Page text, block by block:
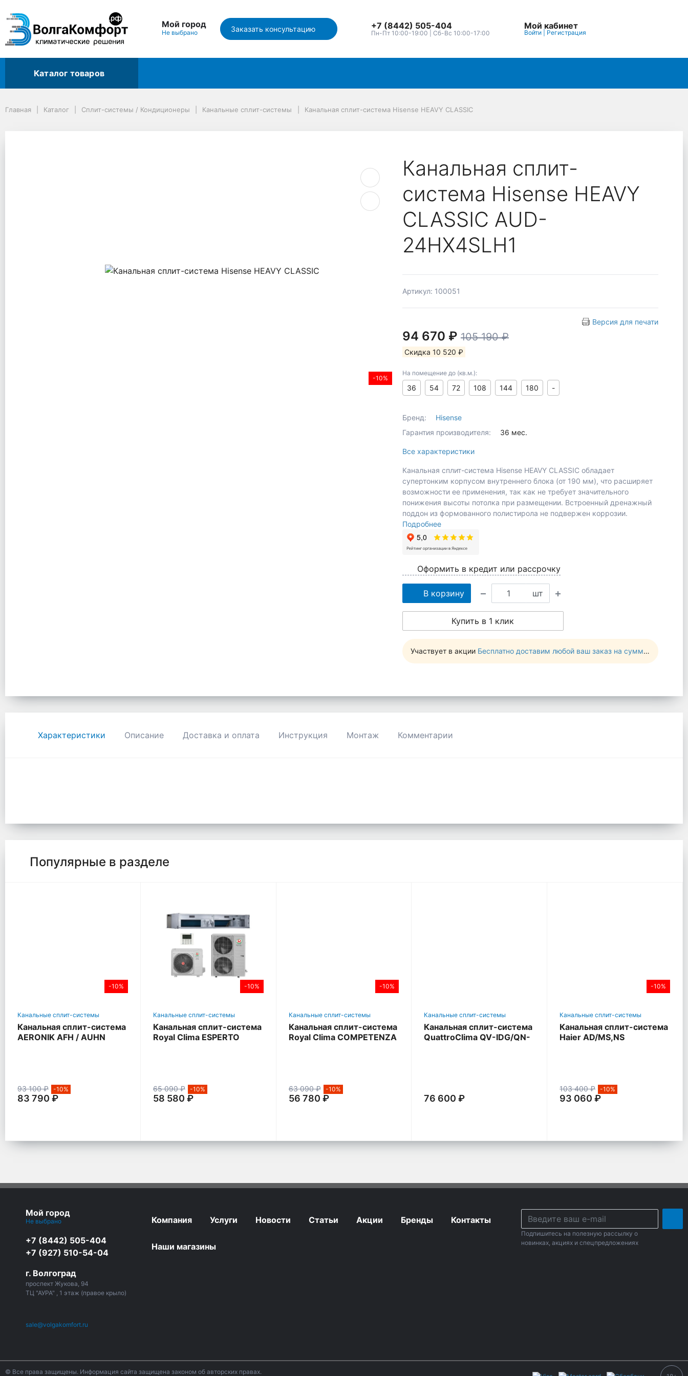
Мой город
Не выбрано Заказать консультацию +7 (8442) 505-404
Пн-Пт 10:00-19:00 | Сб-Вс 10:00-17:00
Мой кабинет
Войти| Регистрация
Каталог товаров
Канальные сплит-системы
Канальная сплит-система Hisense HEAVY CLASSIC
Главная Каталог Сплит-системы / Кондиционеры Канальные сплит-системы Канальная сплит-система Hisense HEAVY CLASSIC
-10%
Канальная сплит-
система Hisense HEAVY
CLASSIC AUD-
24HX4SLH1
Артикул: 100051
Версия для печати
94 670 ₽ 105 190 ₽
Скидка 10 520 ₽
На помещение до (кв.м.):
36 54 72 108 144 180 -
Бренд:
Hisense
Гарантия производителя:
36 мес.
Все характеристики
Канальная сплит-система Hisense HEAVY CLASSIC обладает
супертонким корпусом внутреннего блока (от 190 мм), что расширяет
возможности ее применения, так как не требует значительного
понижения высоты потолка при размещении. Встроенный дренажный
поддон из формованного полистирола не подвержен коррозии.
Подробнее
Оформить в кредит или рассрочку
В корзину шт
Купить в 1 клик
Участвует в акции Бесплатно доставим любой ваш заказ на сумму от 10 000 руб
Характеристики Описание Доставка и оплата Инструкция Монтаж Комментарии
Популярные в разделе
-10%
Канальные сплит-системы
Канальная сплит-система
AERONIK AFH / AUHN
93 100 ₽ -10%
83 790 ₽
-10%
Канальные сплит-системы
Канальная сплит-система
Royal Clima ESPERTO
65 090 ₽ -10%
58 580 ₽
-10%
Канальные сплит-системы
Канальная сплит-система
Royal Clima COMPETENZA
63 090 ₽ -10%
56 780 ₽
Канальные сплит-системы
Канальная сплит-система
QuattroClima QV-IDG/QN-
76 600 ₽
-10%
Канальные сплит-системы
Канальная сплит-система
Haier AD/MS,NS
103 400 ₽ -10%
93 060 ₽
Мой город
Не выбрано
+7 (8442) 505-404
+7 (927) 510-54-04
г. Волгоград
проспект Жукова, 94
ТЦ "АУРА" , 1 этаж (правое крыло)
sale@volgakomfort.ru
Компания Услуги Новости Статьи Акции Бренды Контакты
Наши магазины
Подпишитесь на полезную рассылку о
новинках, акциях и спецпредложениях
© Все права защищены. Информация сайта защищена законом об авторских правах.